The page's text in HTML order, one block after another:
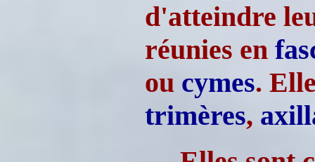
d'atteindre
réunies en
ou cymes.
trimères,